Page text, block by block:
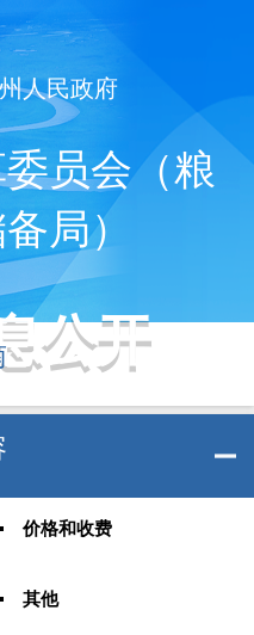
人民政府
员会（粮
局）
公开
价格和收费
其他